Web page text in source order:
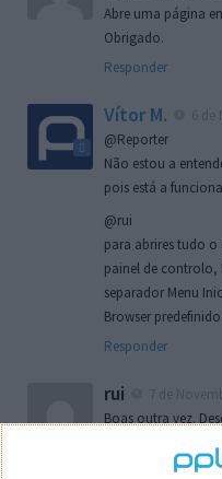
Abre uma página
Obrigado.
Responder
Vítor M.
@Reporter
Não estou a
pois está a
@rui
para abrires tudo o
painel de controlo,
separador Menu
Browser
Responder
rui
Boas outra vez.
o firefox como